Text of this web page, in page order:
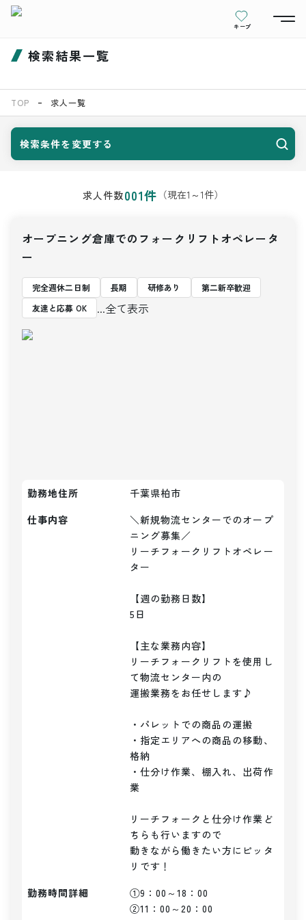
キープ
検索結果一覧
TOP 求人一覧
検索条件を変更する
求人件数001件 （現在1 ～1件）
オープニング倉庫でのフォークリフトオペレータ
ー
完全週休二日制 長期 研修あり
第二新卒歓迎
友達と応募 OK
...全て表示
勤務地住所
千葉県柏市
仕事内容
＼新規物流センターでのオープ
ニング募集／
リーチフォークリフトオペレー
ター
【週の勤務日数】
5日
【主な業務内容】
リーチフォークリフトを使用し
て物流センター内の
運搬業務をお任せします♪
・パレットでの商品の運搬
・指定エリアへの商品の移動、
格納
・仕分け作業、棚入れ、出荷作
業
リーチフォークと仕分け作業ど
ちらも行いますので
動きながら働きたい方にピッタ
リです！
勤務時間詳細
①9：00～18：00
②11：00～20：00